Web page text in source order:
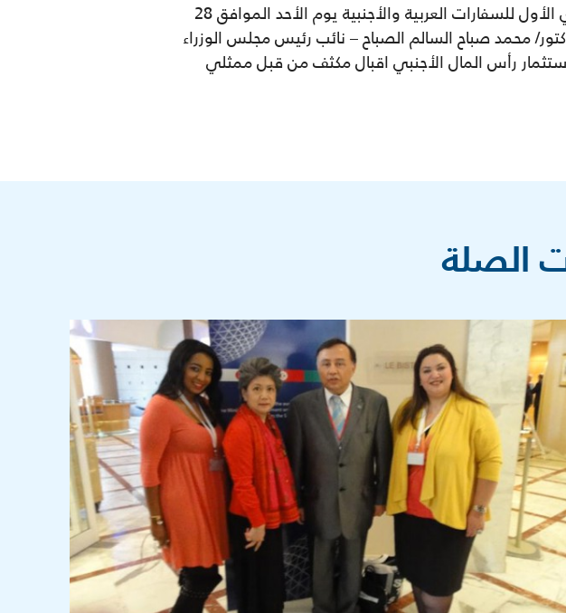
شارك مكتب استثمار راس المال الأجنبي بجناح في معرض الكويت الاقتصادي الأول للسفارات العربية والأجنبية يوم الأحد الموافق 28
الدكتور/ محمد صباح السالم الصباح – نائب رئيس مجلس الوزراء
رأس المال الأجنبي اقبال مكثف من قبل ممثلي
الصلة